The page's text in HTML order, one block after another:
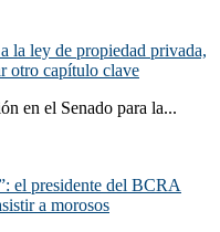
la ley de propiedad privada,
otro capítulo clave
en el Senado para la...
el presidente del BCRA
a morosos